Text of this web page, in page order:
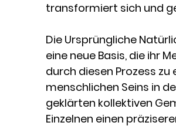
transformiert sich und
Die Ursprüngliche
eine neue Basis, die ihr
durch diesen Prozess
menschlichen Seins in
geklärten kollektiven
Einzelnen einen